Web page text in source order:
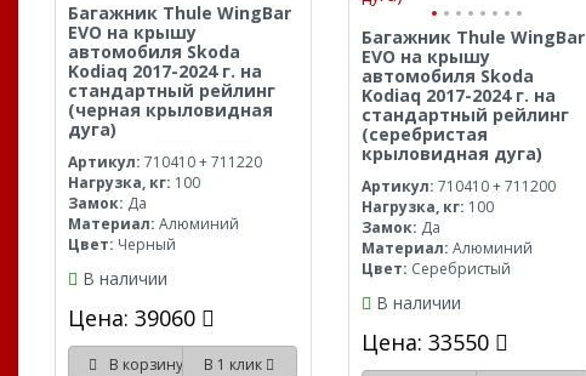
Багажник Thule WingBar
EVO на крышу
автомобиля Skoda
Kodiaq 2017-2024 г. на
стандартный рейлинг
(черная крыловидная
дуга)
Артикул: 710410 + 711220
Нагрузка, кг: 100
Замок: Да
Материал: Алюминий
Цвет: Черный
В наличии
Цена: 39060
В корзину В 1 клик
Багажник Thule WingBar
EVO на крышу
автомобиля Skoda
Kodiaq 2017-2024 г. на
стандартный рейлинг
(серебристая
крыловидная дуга)
Артикул: 710410 + 711200
Нагрузка, кг: 100
Замок: Да
Материал: Алюминий
Цвет: Серебристый
В наличии
Цена: 33550